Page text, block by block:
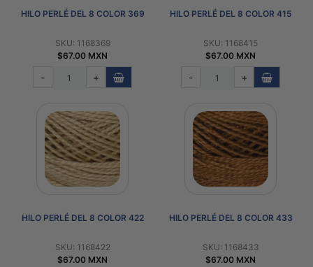
HILO PERLÉ DEL 8 COLOR 369
SKU: 1168369
$67.00 MXN
- +
HILO PERLÉ DEL 8 COLOR 415
SKU: 1168415
$67.00 MXN
- +
HILO PERLÉ DEL 8 COLOR 422
SKU: 1168422
$67.00 MXN
HILO PERLÉ DEL 8 COLOR 433
SKU: 1168433
$67.00 MXN